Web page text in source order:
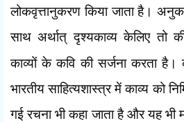
लोकवृत्तानुकरण किया जाता है।
साथ अर्थात् दृश्यकाव्य केलिए तो
काव्यों के कवि की सर्जना करता
भारतीय साहित्यशास्त्र में काव्य को
गई रचना भी कहा जाता है और यह भी